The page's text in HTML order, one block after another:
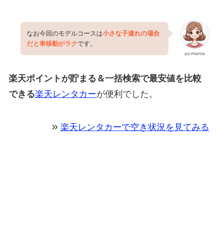
yu-mama
なお今回のモデルコースは小さな子連れの場合
だと車移動がラクです。
楽天ポイントが貯まる＆一括検索で最安値を比較
できる楽天レンタカーが便利でした。
楽天レンタカーで空き状況を見てみる